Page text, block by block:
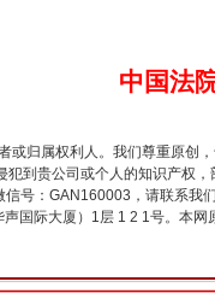
中国法
或归属权利人。我们尊重原创
到贵公司或个人的知识产权
号：GAN160003，请联系我
国际大厦）1层 1 2 1号。本网